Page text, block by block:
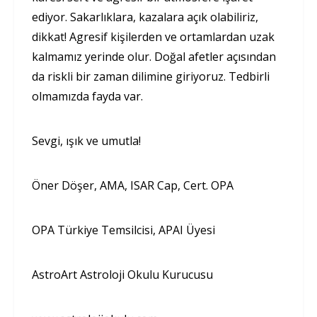
ediyor. Sakarlıklara, kazalara açık olabiliriz,
dikkat! Agresif kişilerden ve ortamlardan uzak
kalmamız yerinde olur. Doğal afetler açısından
da riskli bir zaman dilimine giriyoruz. Tedbirli
olmamızda fayda var.
Sevgi, ışık ve umutla!
Öner Döşer, AMA, ISAR Cap, Cert. OPA
OPA Türkiye Temsilcisi, APAI Üyesi
AstroArt Astroloji Okulu Kurucusu